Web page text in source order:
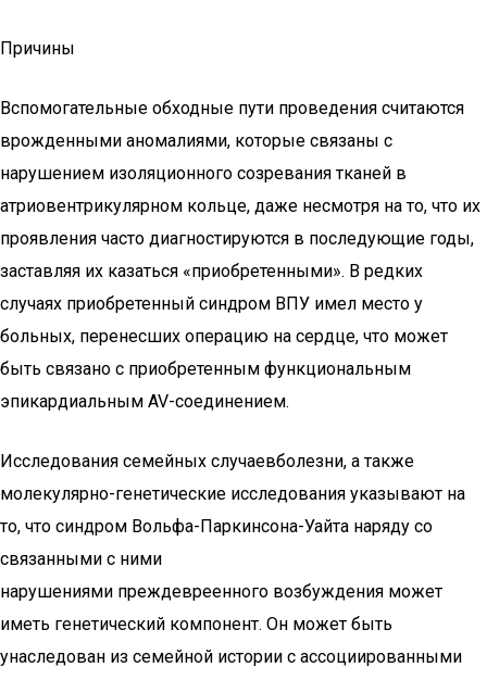
Причины
Вспомогательные обходные пути проведения считаются
врожденными аномалиями, которые связаны с
нарушением изоляционного созревания тканей в
атриовентрикулярном кольце, даже несмотря на то, что их
проявления часто диагностируются в последующие годы,
заставляя их казаться «приобретенными». В редких
случаях приобретенный синдром ВПУ имел место у
больных, перенесших операцию на сердце, что может
быть связано с приобретенным функциональным
эпикардиальным AV-соединением.
Исследования семейных случаевболезни, а также
молекулярно-генетические исследования указывают на
то, что синдром Вольфа-Паркинсона-Уайта наряду со
связанными с ними
нарушениями преждевреенного возбуждения может
иметь генетический компонент. Он может быть
унаследован из семейной истории с ассоциированными